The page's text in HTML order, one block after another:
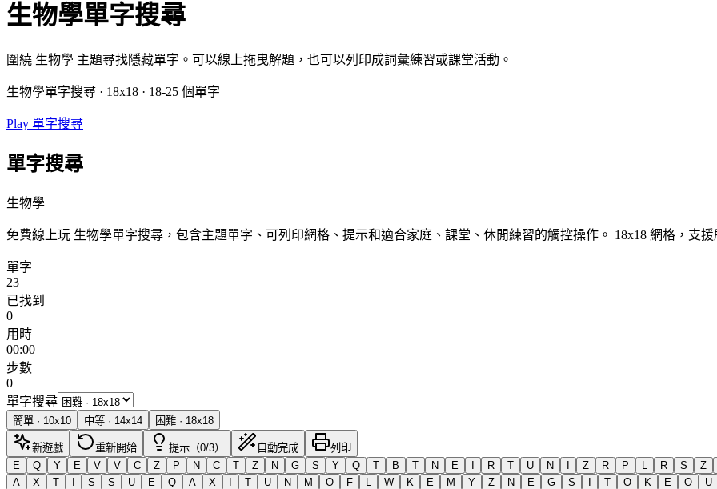
生物學單字搜尋
圍繞 生物學 主題尋找隱藏單字。可以線上拖曳解題，也可以列印成詞彙練習或課堂活動。
生物學單字搜尋 · 18x18 · 18-25 個單字
Play 單字搜尋
單字搜尋
生物學
免費線上玩 生物學單字搜尋，包含主題單字、可列印網格、提示和適合家庭、課堂、休閒練習的觸控操作。 18x18 網格，支
單字
23
已找到
0
用時
00:00
步數
0
單字搜尋
簡單 · 10x10 中等 · 14x14 困難 · 18x18
新遊戲 重新開始 提示（0/3） 自動完成
列印
E
Q Y E V V C Z P N C T Z N G S Y Q T B T N E I R T U N I Z R P L R S Z
A
X T I S S U E Q A X I T U N M O F L W K E M Y Z N E G S I T O K E O U